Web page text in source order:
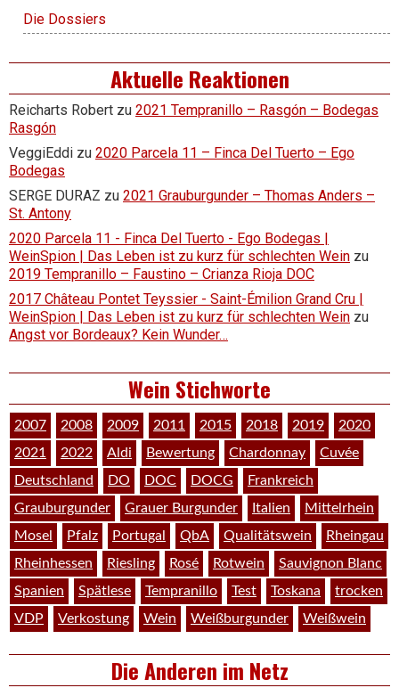
Die Dossiers
Aktuelle Reaktionen
Reicharts Robert zu 2021 Tempranillo – Rasgón – Bodegas
Rasgón
VeggiEddi zu 2020 Parcela 11 – Finca Del Tuerto – Ego
Bodegas
SERGE DURAZ zu 2021 Grauburgunder – Thomas Anders –
St. Antony
2020 Parcela 11 - Finca Del Tuerto - Ego Bodegas |
WeinSpion | Das Leben ist zu kurz für schlechten Wein zu
2019 Tempranillo – Faustino – Crianza Rioja DOC
2017 Château Pontet Teyssier - Saint-Émilion Grand Cru |
WeinSpion | Das Leben ist zu kurz für schlechten Wein zu
Angst vor Bordeaux? Kein Wunder…
Wein Stichworte
2007 2008 2009 2011 2015 2018 2019
2020
2021
2022 Aldi Bewertung Chardonnay
Cuvée
Deutschland
DO DOC DOCG
Frankreich
Grauburgunder
Grauer Burgunder Italien
Mittelrhein
Mosel
Pfalz Portugal QbA Qualitätswein
Rheingau
Rheinhessen
Riesling Rosé Rotwein
Sauvignon Blanc
Spanien
Spätlese Tempranillo Test Toskana
trocken
VDP
Verkostung Wein Weißburgunder Weißwein
Die Anderen im Netz